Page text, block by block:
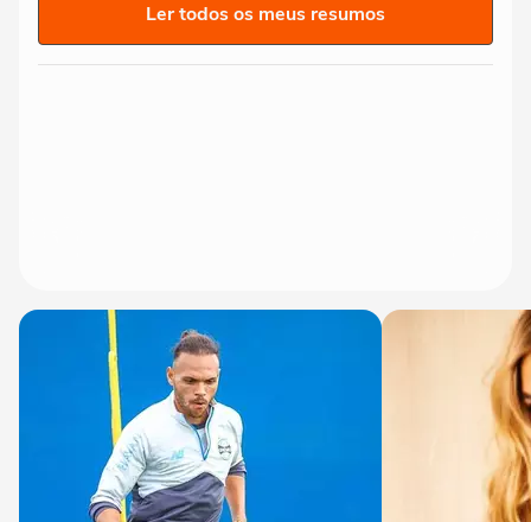
Ler todos os meus resumos